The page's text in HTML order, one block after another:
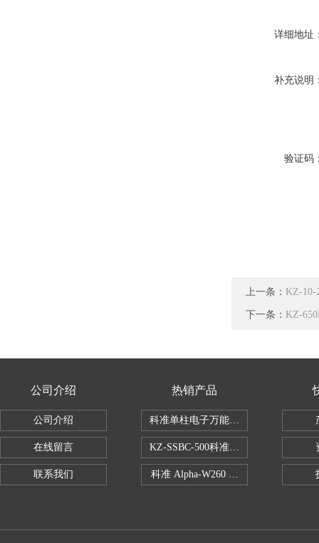
详细地址
补充说明
验证码
上一条： KZ-10-
下一条： KZ-
公司介绍
公司介绍
在线留言
联系我们
热销产品
科准单柱电子万能拉力机KZ-SSBC-500
KZ-SSBC-500科准单柱电子万能试验
科准 Alpha-W260 半导体全自动推拉